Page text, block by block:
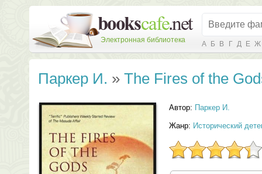
Электронная библиотека А Б В Г Д Е Ж
Паркер И. » The Fires of the
Автор: Паркер И.
Жанр: Исторический